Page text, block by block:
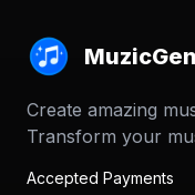
Create amazing
Transform your
Accepted Payments